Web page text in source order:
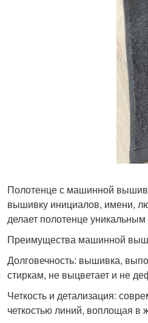
Полотенце с машинной
вышивку инициалов, имени,
делает полотенце
Преимущества машинной
Долговечность: вышивка,
стиркам, не выцветает и не
Четкость и детализация:
четкостью линий, воплощая